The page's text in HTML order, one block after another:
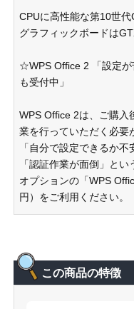
CPUに高性能な第10世代
グラフィックボードは
☆WPS Office 2 「設定が
も受付中」
WPS Office 2は、ご購入
業を行っていただく必要
「自分で設定できるか
「認証作業が面倒」とい
オプションの「WPS
円）をご利用ください。
この商品の特徴